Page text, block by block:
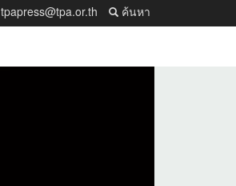
tpapress@tpa.or.th ค้นหา